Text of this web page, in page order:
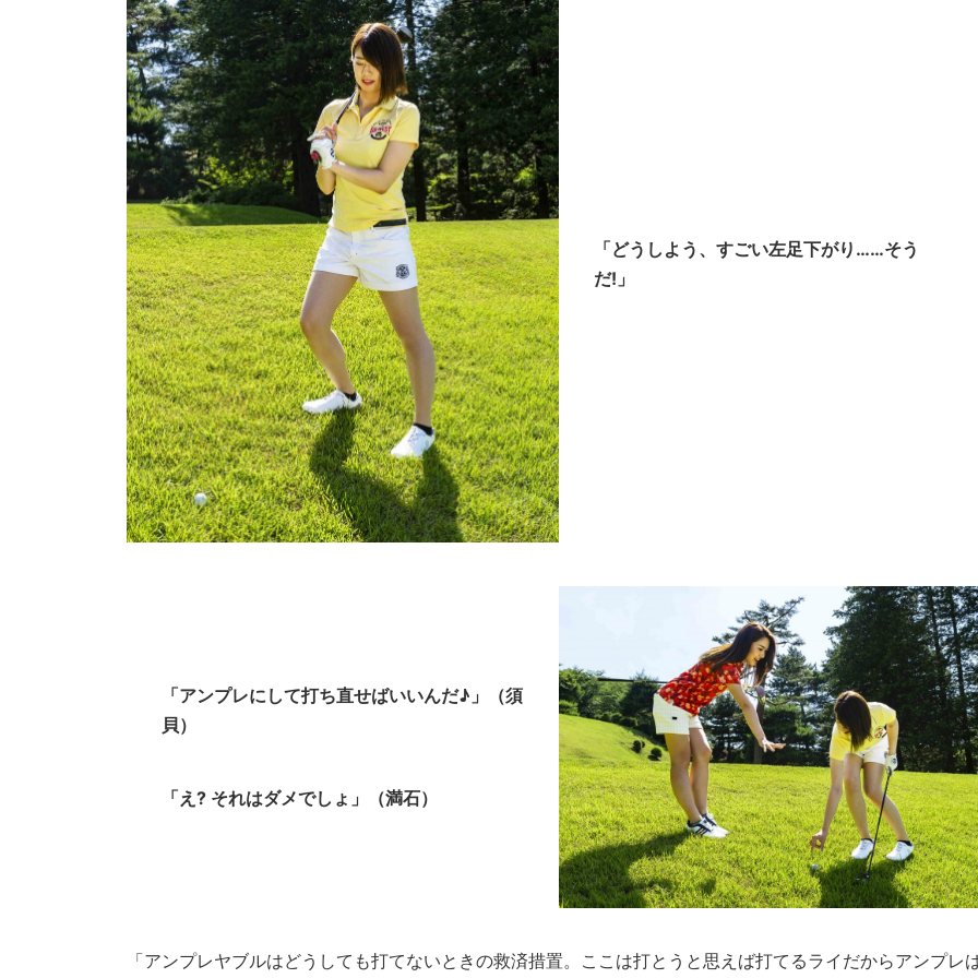
「どうしよう、すごい左足下がり……そう
だ!」
「アンプレにして打ち直せばいいんだ♪」（須
貝）
「え? それはダメでしょ」（満石）
「アンプレヤブルはどうしても打てないときの救済措置。ここは打とうと思えば打てるライだからアンプレ